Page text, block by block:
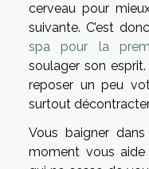
cerveau pour
suivante. C’est
spa pour la
soulager son
reposer un peu
surtout
Vous baigner
moment vous